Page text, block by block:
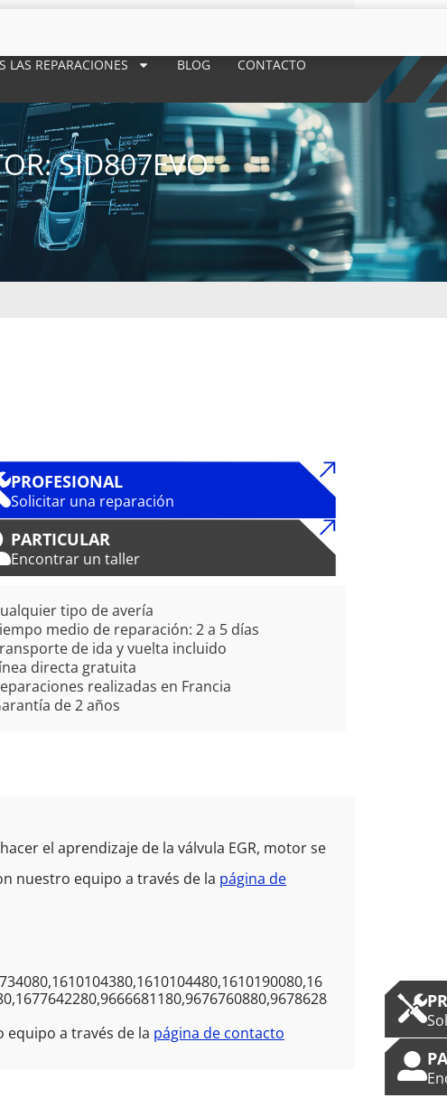
LAS REPARACIONES BLOG CONTACTO
SID807EVO
PROFESIONAL
Solicitar una reparación
PARTICULAR
Encontrar un taller
tipo de avería
medio de reparación: 2 a 5 días
de ida y vuelta incluido
directa gratuita
realizadas en Francia
de 2 años
el aprendizaje de la válvula EGR, motor se
nuestro equipo a través de la página de
equipo a través de la página de contacto